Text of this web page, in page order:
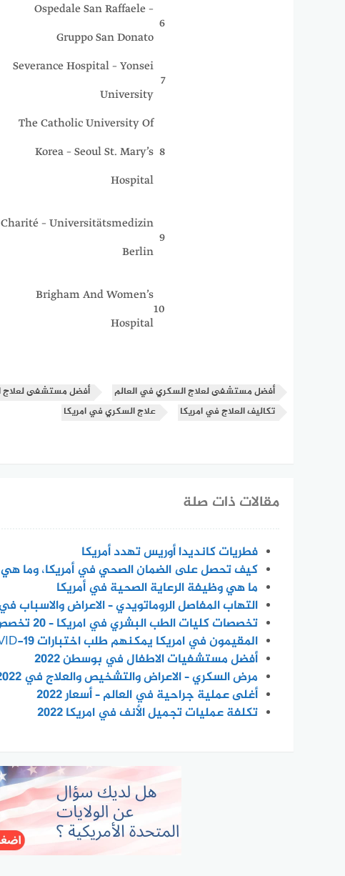
6
Ospedale San Raffaele –
Gruppo San Donato
7
Severance Hospital – Yonsei
University
8
The Catholic University Of
Korea – Seoul St. Mary’s
Hospital
9
Charité – Universitätsmedizin
Berlin
10
Brigham And Women’s
Hospital
أفضل مستشفى لعلاج السكري في العالم أفضل مستشفى لعلاج
تكاليف العلاج في امريكا
علاج السكري في امريكا
مقالات ذات صلة
فطريات كانديدا أوريس تهدد أمريكا
كيف تحصل على الضمان الصحي في أمريكا، وما هي
ما هي وظيفة الرعاية الصحية في أمريكا
التهاب المفاصل الروماتويدي – الاعراض والاسباب في
تخصصات كليات الطب البشري في امريكا – 20 تخصص بالتفصيل
المقيمون في امريكا يمكنهم طلب اختبارات COVID-19 المجانية في المنزل بدءًا من 19 يناير
أفضل مستشفيات الاطفال في بوسطن 2022
مرض السكري – الاعراض والتشخيص والعلاج في 2022
أغلى عملية جراحية في العالم – أسعار 2022
تكلفة عمليات تجميل الأنف في امريكا 2022